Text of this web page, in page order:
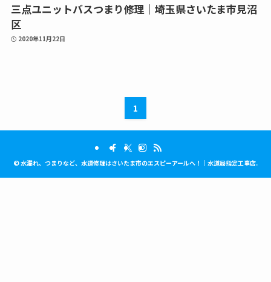
三点ユニットバスつまり修理｜埼玉県さいたま市見沼
区
2020年11月22日
1
©水漏れ、つまりなど、水道修理はさいたま市のエスピーアールへ！｜水道局指定工事店.